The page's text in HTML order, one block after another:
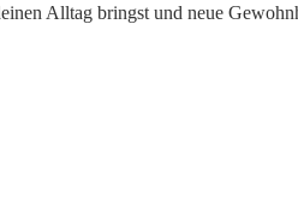
Alltag bringst und neue